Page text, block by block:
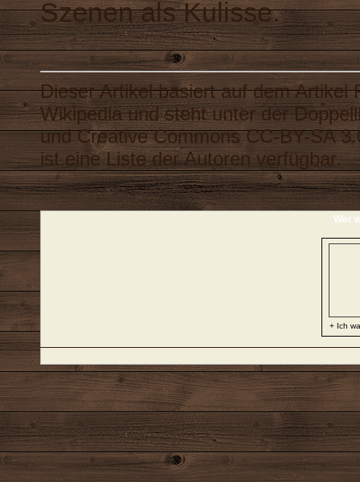
Szenen als Kulisse.
Dieser Artikel basiert auf dem Artikel
Wikipediaund steht unter der
undCreative Commons CC-BY-SA
ist eineListe der Autorenverfügbar.
Wer
+ Ich